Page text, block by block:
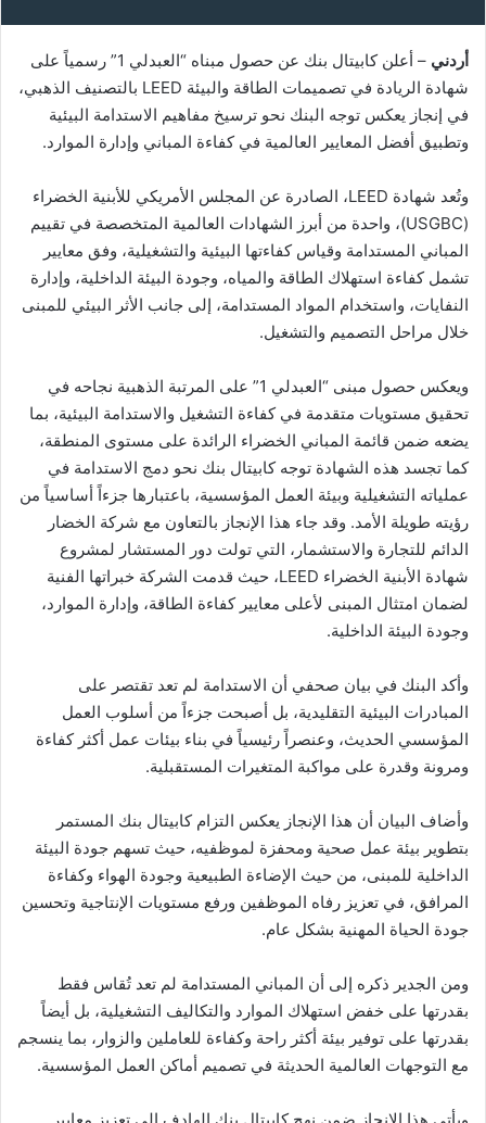
أردني
– أعلن كابيتال بنك عن حصول مبناه “العبدلي 1” رسمياً على
شهادة الريادة في تصميمات الطاقة والبيئة LEED بالتصنيف الذهبي،
في إنجاز يعكس توجه البنك نحو ترسيخ مفاهيم الاستدامة البيئية
وتطبيق أفضل المعايير العالمية في كفاءة المباني وإدارة الموارد.
وتُعد شهادة LEED، الصادرة عن المجلس الأمريكي للأبنية الخضراء
(USGBC)، واحدة من أبرز الشهادات العالمية المتخصصة في تقييم
المباني المستدامة وقياس كفاءتها البيئية والتشغيلية، وفق معايير
تشمل كفاءة استهلاك الطاقة والمياه، وجودة البيئة الداخلية، وإدارة
النفايات، واستخدام المواد المستدامة، إلى جانب الأثر البيئي للمبنى
خلال مراحل التصميم والتشغيل.
ويعكس حصول مبنى “العبدلي 1” على المرتبة الذهبية نجاحه في
تحقيق مستويات متقدمة في كفاءة التشغيل والاستدامة البيئية، بما
يضعه ضمن قائمة المباني الخضراء الرائدة على مستوى المنطقة،
كما تجسد هذه الشهادة توجه كابيتال بنك نحو دمج الاستدامة في
عملياته التشغيلية وبيئة العمل المؤسسية، باعتبارها جزءاً أساسياً من
رؤيته طويلة الأمد. وقد جاء هذا الإنجاز بالتعاون مع شركة الخضار
الدائم للتجارة والاستشمار، التي تولت دور المستشار لمشروع
شهادة الأبنية الخضراء LEED، حيث قدمت الشركة خبراتها الفنية
لضمان امتثال المبنى لأعلى معايير كفاءة الطاقة، وإدارة الموارد،
وجودة البيئة الداخلية.
وأكد البنك في بيان صحفي أن الاستدامة لم تعد تقتصر على
المبادرات البيئية التقليدية، بل أصبحت جزءاً من أسلوب العمل
المؤسسي الحديث، وعنصراً رئيسياً في بناء بيئات عمل أكثر كفاءة
ومرونة وقدرة على مواكبة المتغيرات المستقبلية.
وأضاف البيان أن هذا الإنجاز يعكس التزام كابيتال بنك المستمر
بتطوير بيئة عمل صحية ومحفزة لموظفيه، حيث تسهم جودة البيئة
الداخلية للمبنى، من حيث الإضاءة الطبيعية وجودة الهواء وكفاءة
المرافق، في تعزيز رفاه الموظفين ورفع مستويات الإنتاجية وتحسين
جودة الحياة المهنية بشكل عام.
ومن الجدير ذكره إلى أن المباني المستدامة لم تعد تُقاس فقط
بقدرتها على خفض استهلاك الموارد والتكاليف التشغيلية، بل أيضاً
بقدرتها على توفير بيئة أكثر راحة وكفاءة للعاملين والزوار، بما ينسجم
مع التوجهات العالمية الحديثة في تصميم أماكن العمل المؤسسية.